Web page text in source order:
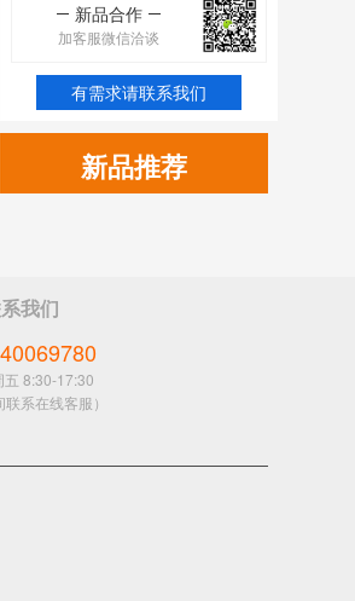
新品合作
加客服微信洽谈
有需求请联系我们
新品推荐
我们
五 8:30-17:30
联系在线客服）